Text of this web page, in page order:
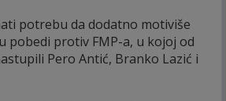
potrebu da dodatno motiviše
pobedi protiv FMP-a, u kojoj od
Pero Antić, Branko Lazić i